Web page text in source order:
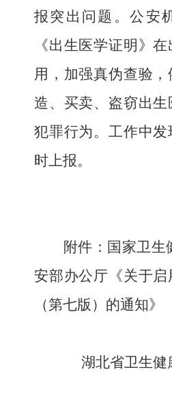
报突出问题。公安
《出生医学证明》
用，加强真伪查验
造、买卖、盗窃出
犯罪行为。工作中发
时上报。
附件：国家卫生
安部办公厅《关于启
（第七版）的通知》
湖北省卫生健